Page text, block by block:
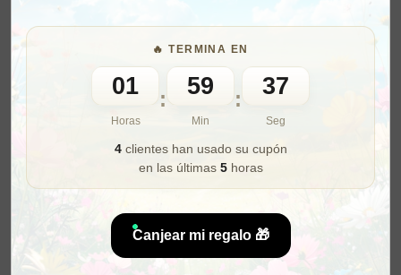
🔥 TERMINA EN
01
Horas
: 59
Min
: 36
Seg
4clientes han usado su cupón
en las últimas 5horas
Canjear mi regalo 🎁